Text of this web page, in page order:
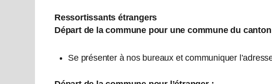
Ressortissants étrangers
Départ de la commune pour une commune du
Se présenter à nos bureaux et communiquer